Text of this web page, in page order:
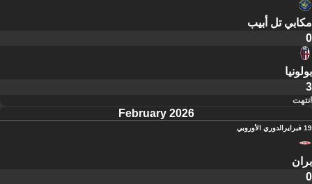
مكابي تل أبيب
0
بولونيا
3
انتهت
February 2026
19 فبراير الدوري الأوروبي
بران
0